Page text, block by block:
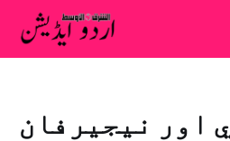
اور نيجيرفان